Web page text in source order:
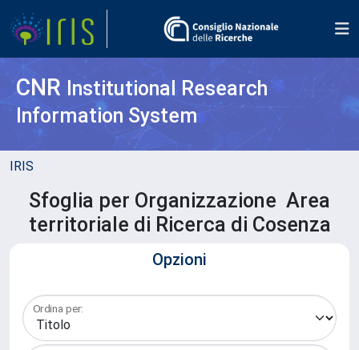
CNR Institutional Research
Information System
IRIS
Sfoglia per Organizzazione Area
territoriale di Ricerca di Cosenza
Opzioni
Ordina per: